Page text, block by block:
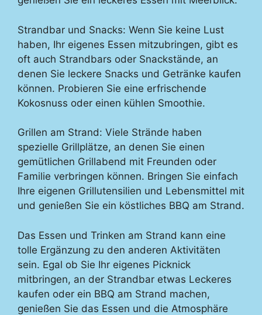
Strandbar und Snacks: Wenn Sie keine Lust
haben, Ihr eigenes Essen mitzubringen, gibt es
oft auch Strandbars oder Snackstände, an
denen Sie leckere Snacks und Getränke kaufen
können. Probieren Sie eine erfrischende
Kokosnuss oder einen kühlen Smoothie.
Grillen am Strand: Viele Strände haben
spezielle Grillplätze, an denen Sie einen
gemütlichen Grillabend mit Freunden oder
Familie verbringen können. Bringen Sie einfach
Ihre eigenen Grillutensilien und Lebensmittel mit
und genießen Sie ein köstliches BBQ am Strand.
Das Essen und Trinken am Strand kann eine
tolle Ergänzung zu den anderen Aktivitäten
sein. Egal ob Sie Ihr eigenes Picknick
mitbringen, an der Strandbar etwas Leckeres
kaufen oder ein BBQ am Strand machen,
genießen Sie das Essen und die Atmosphäre